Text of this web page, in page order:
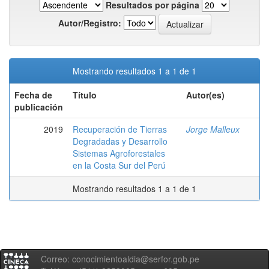
Resultados por página
Autor/Registro:
Mostrando resultados 1 a 1 de 1
Fecha de
publicación
Título Autor(es)
2019
Recuperación de Tierras
Degradadas y Desarrollo
Sistemas Agroforestales
en la Costa Sur del Perú
Jorge Malleux
Mostrando resultados 1 a 1 de 1
Correo: conocimientoaldia@serfor.gob.pe